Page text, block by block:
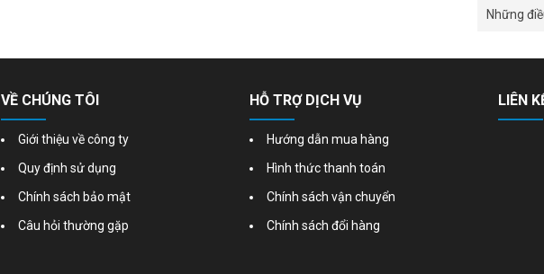
Những
VỀ CHÚNG TÔI
Giới thiệu về công ty
Quy định sử dụng
Chính sách bảo mật
Câu hỏi thường gặp
HỖ TRỢ DỊCH VỤ
Hướng dẫn mua hàng
Hình thức thanh toán
Chính sách vận chuyển
Chính sách đổi hàng
LIÊN